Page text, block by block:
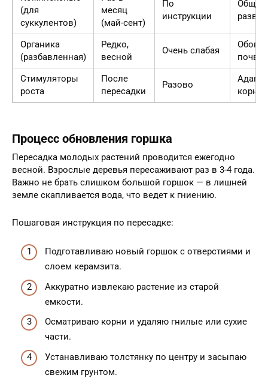
(для
суккулентов)
месяц
(май-сент)
По
инструкции
Общее
Органика
(разбавленная)
Редко,
весной
Очень слабая
почвы
Стимуляторы
роста
После
пересадки
Разово
корней
Процесс обновления горшка
Пересадка молодых растений проводится ежегодно
весной. Взрослые деревья пересаживают раз в 3-4 года.
Важно не брать слишком большой горшок — в лишней
земле скапливается вода, что ведет к гниению.
Пошаговая инструкция по пересадке:
Подготавливаю новый горшок с отверстиями и
слоем керамзита.
Аккуратно извлекаю растение из старой
емкости.
Осматриваю корни и удаляю гнилые или сухие
части.
Устанавливаю толстянку по центру и засыпаю
свежим грунтом.